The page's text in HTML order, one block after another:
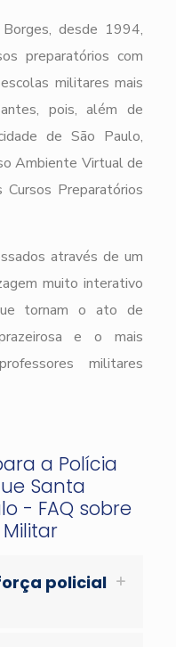
desde 1994,
preparatórios com
militares mais
pois, além de
de São Paulo,
Ambiente Virtual de
Preparatórios
através de um
muito interativo
tornam o ato de
e o mais
militares
a Polícia
Santa
- FAQ sobre
policial